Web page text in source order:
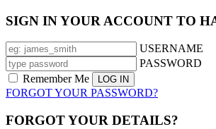
SIGN IN YOUR ACCOUNT TO
USERNAME
PASSWORD
Remember Me
FORGOT YOUR PASSWORD?
FORGOT YOUR DETAILS?